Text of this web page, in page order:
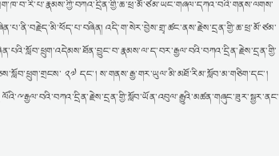
འདི་ག་སེར་བྱེས་གྲྭ་ཚང་ནས་རྗེས་དྲན་གྱི་ཆ་ཕྲ་མོ་ཙམ་
༢༧ དང་། ས་གནས་རྒྱ་གར་ཡུལ་མི་མཐོ་རིམ་སློབ་མ་གཅིག་དང་།